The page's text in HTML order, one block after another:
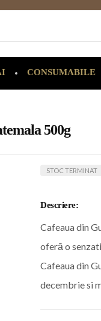
CONSUMABILE
500g
STOC TERMINAT
Descriere:
Cafeaua din
oferă o
Cafeaua din
decembrie si